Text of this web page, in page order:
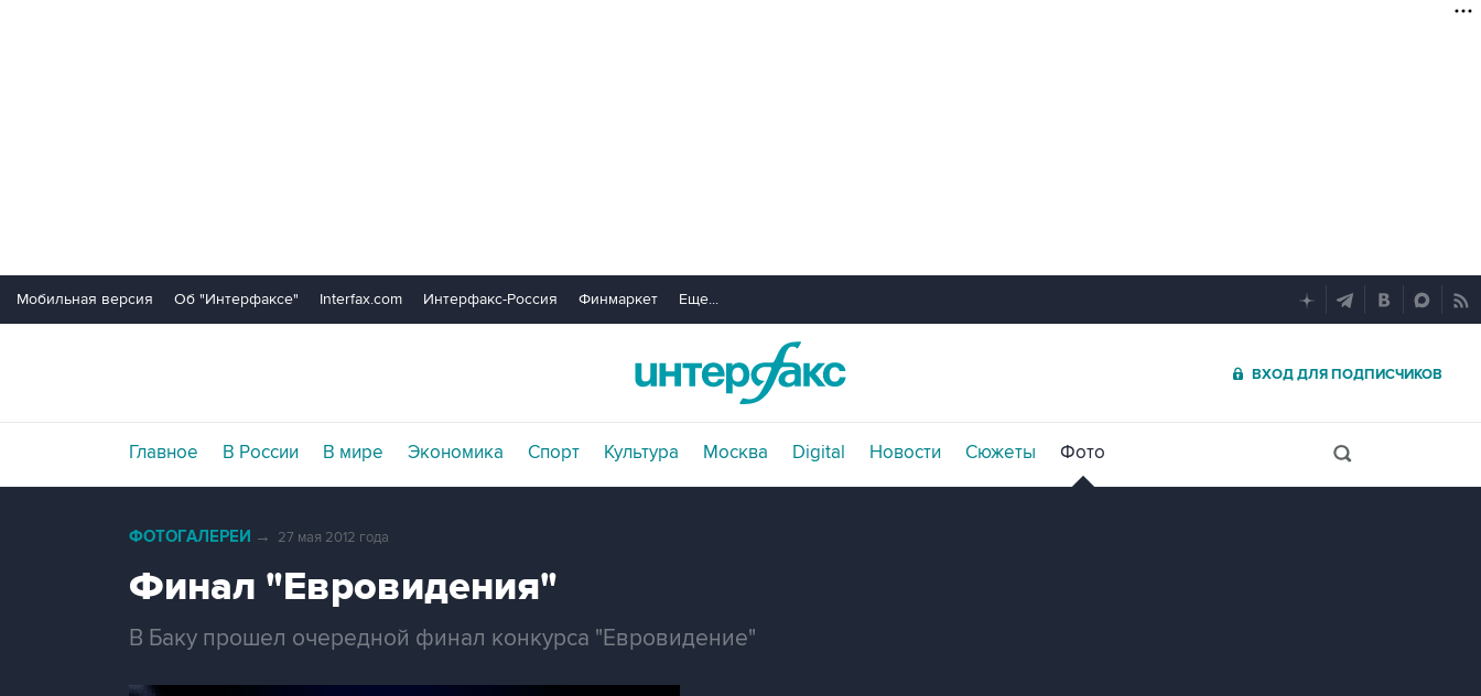
Мобильная версия Об "Интерфаксе" Interfax.com Интерфакс-Россия Финмаркет Еще...
ВХОД ДЛЯ ПОДПИСЧИКОВ
Главное В России В мире Экономика Спорт Культура Москва Digital Новости Сюжеты Фото
ФОТОГАЛЕРЕИ → 27 мая 2012 года
Финал "Евровидения"
В Баку прошел очередной финал конкурса "Евровидение"